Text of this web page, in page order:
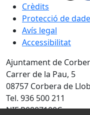
Crèdits
Protecció de
Avís legal
Accessibilitat
Ajuntament de
Carrer de la Pau, 5
08757 Corbera de
Tel. 936 500 211
NIF P0807100C